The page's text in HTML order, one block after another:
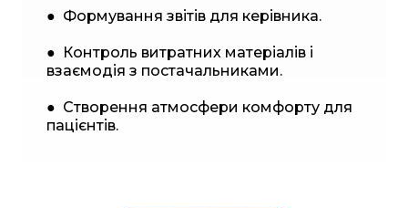
● Формування звітів для керівника.
● Контроль витратних матеріалів і
взаємодія з постачальниками.
● Створення атмосфери комфорту для
пацієнтів.